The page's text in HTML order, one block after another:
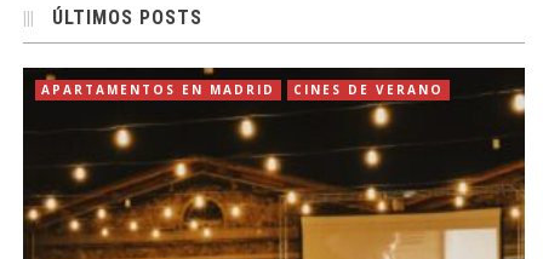
ÚLTIMOS POSTS
APARTAMENTOS EN MADRID CINES DE VERANO